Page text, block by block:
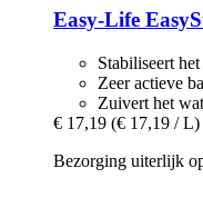
Easy-Life
Stabiliseert
Zeer actieve
Zuivert het
€ 17,19 (€ 17,19 / L)
Bezorging uiterlijk